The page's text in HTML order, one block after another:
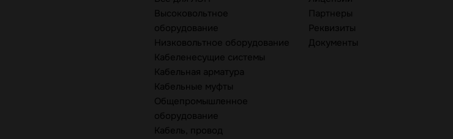
Высоковольтное
оборудование
Низковольтное оборудование
Кабеленесущие системы
Кабельная арматура
Кабельные муфты
Общепромышленное
оборудование
Кабель, провод
Партнеры
Реквизиты
Документы